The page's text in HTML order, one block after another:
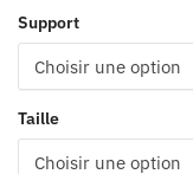
Support
Taille